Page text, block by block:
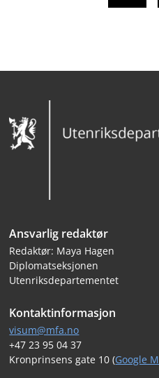
Ansvarlig redaktør
Redaktør: Maya Hagen
Diplomatseksjonen
Utenriksdepartementet
Kontaktinformasjon
visum@mfa.no
+47 23 95 04 37
Kronprinsens gate 10 (Google